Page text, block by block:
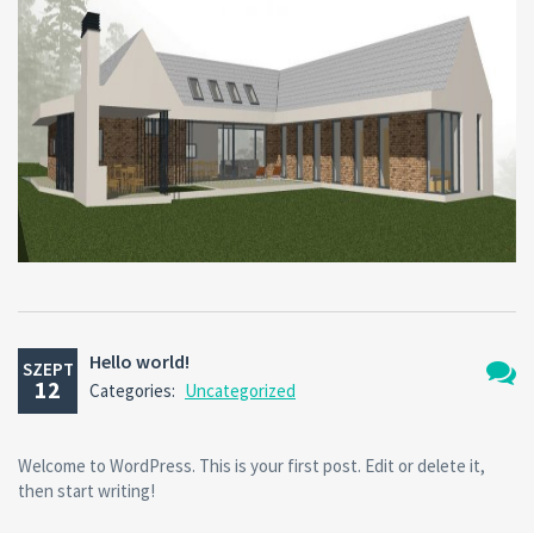
SZEPT
12
Hello world!
Categories: Uncategorized
Welcome to WordPress. This is your first post. Edit or delete it,
then start writing!